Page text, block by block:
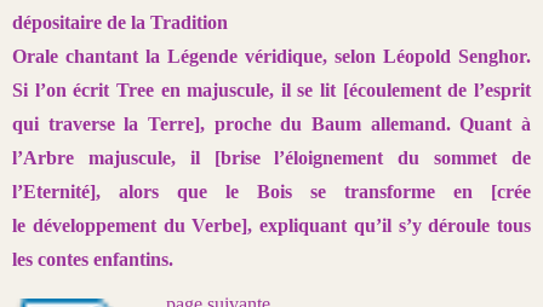
dépositaire de la Tradition
Orale chantant la Légende véridique, selon Léopold Senghor.
Si l’onécrit Tree en majuscule, il se lit [écoulement de l’esprit
qui traverse la Terre], proche du Baum allemand. Quant à
l’Arbre majuscule, il [brise l’éloignementdu sommet de
l’Eternité], alors que le Bois se transforme en [crée
le développement du Verbe], expliquant qu’il s’y déroule tous
les contes enfantins.